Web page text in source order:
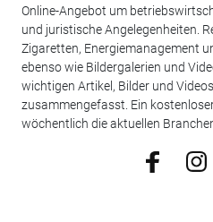
Online-Angebot um
und juristische Angelegenheiten.
Zigaretten, Energiemanagement
ebenso wie Bildergalerien und
wichtigen Artikel, Bilder und
zusammengefasst. Ein
wöchentlich die aktuellen